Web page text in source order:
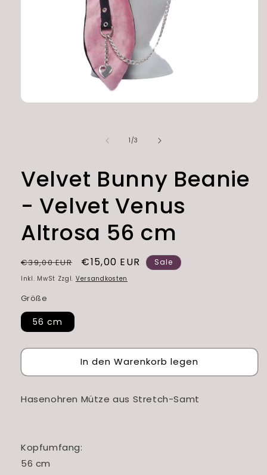
1 /von
3
Velvet Bunny Beanie
- Velvet Venus
Altrosa 56 cm
Normaler
Preis
€39,00 EUR Verkaufspreis
€15,00 EUR Sale
Inkl. MwSt Zzgl. Versandkosten
Größe
56 cm
In den Warenkorb legen
Hasenohren Mütze aus Stretch-Samt
Kopfumfang:
56 cm